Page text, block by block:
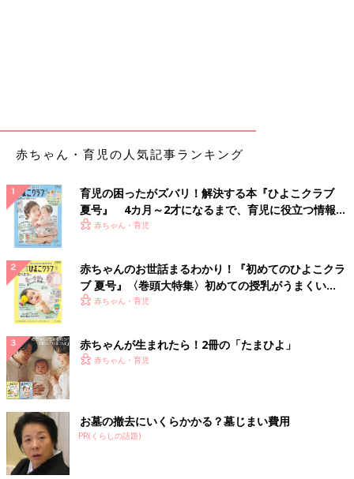
赤ちゃん・育児の人気記事ランキング
育児の困ったがズバリ！解決する本『ひよこクラブ
夏号』 4カ月～2才になるまで、育児に役立つ情報が
いっぱい！
赤ちゃん・育児
赤ちゃんのお世話まるわかり！『初めてのひよこクラ
ブ 夏号』〈巻頭大特集〉初めての授乳がうまくい
く！ おっぱい・ミルクの基本と夏のトラブル 解決テ
赤ちゃん・育児
赤ちゃんが生まれたら！2冊の「たまひよ」
赤ちゃん・育児
お墓の撤去にいくらかかる？墓じまい費用
PR(くらしの話題)